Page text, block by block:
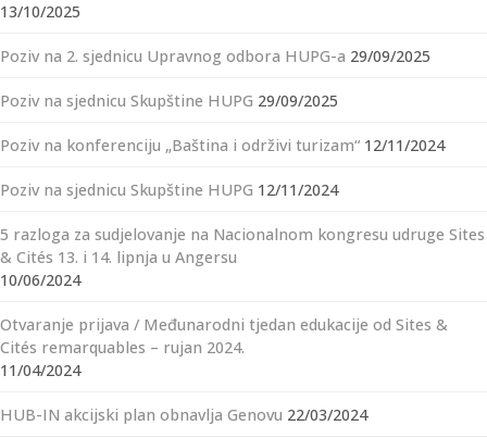
13/10/2025
Poziv na 2. sjednicu Upravnog odbora HUPG-a 29/09/2025
Poziv na sjednicu Skupštine HUPG 29/09/2025
Poziv na konferenciju „Baština i održivi turizam“ 12/11/2024
Poziv na sjednicu Skupštine HUPG 12/11/2024
5 razloga za sudjelovanje na Nacionalnom kongresu udruge Sites
& Cités 13. i 14. lipnja u Angersu
10/06/2024
Otvaranje prijava / Međunarodni tjedan edukacije od Sites &
Cités remarquables – rujan 2024.
11/04/2024
HUB-IN akcijski plan obnavlja Genovu 22/03/2024